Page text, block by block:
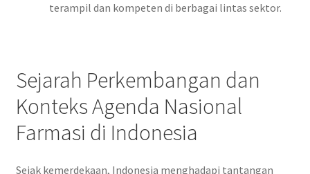
terampil dan kompeten di berbagai lintas sektor.
Sejarah Perkembangan dan
Konteks Agenda Nasional
Farmasi di Indonesia
Sejak kemerdekaan, Indonesia menghadapi tantangan